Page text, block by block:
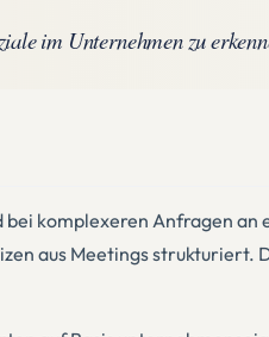
im Unternehmen zu
komplexeren Anfragen an
aus Meetings strukturiert.